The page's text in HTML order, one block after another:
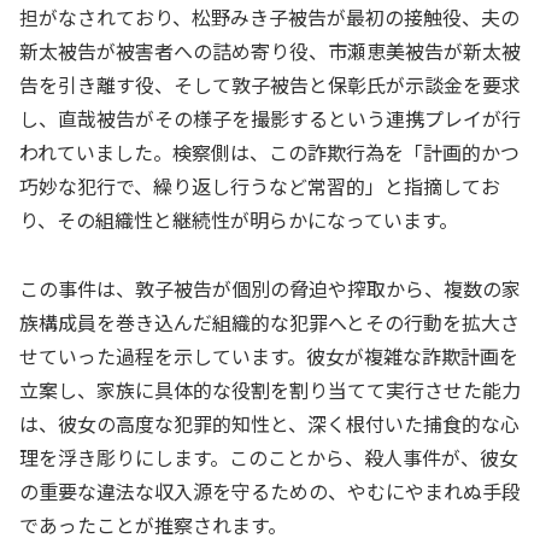
担がなされており、松野みき子被告が最初の接触役、夫の
新太被告が被害者への詰め寄り役、市瀬恵美被告が新太被
告を引き離す役、そして敦子被告と保彰氏が示談金を要求
し、直哉被告がその様子を撮影するという連携プレイが行
われていました。検察側は、この詐欺行為を「計画的かつ
巧妙な犯行で、繰り返し行うなど常習的」と指摘してお
り、その組織性と継続性が明らかになっています。
この事件は、敦子被告が個別の脅迫や搾取から、複数の家
族構成員を巻き込んだ組織的な犯罪へとその行動を拡大さ
せていった過程を示しています。彼女が複雑な詐欺計画を
立案し、家族に具体的な役割を割り当てて実行させた能力
は、彼女の高度な犯罪的知性と、深く根付いた捕食的な心
理を浮き彫りにします。このことから、殺人事件が、彼女
の重要な違法な収入源を守るための、やむにやまれぬ手段
であったことが推察されます。